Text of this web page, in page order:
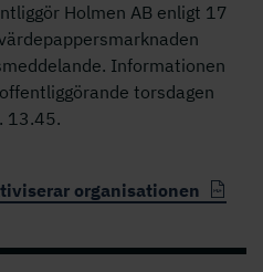
Holmen AB enligt 17
Informationen
torsdagen
13.45.
organisationen